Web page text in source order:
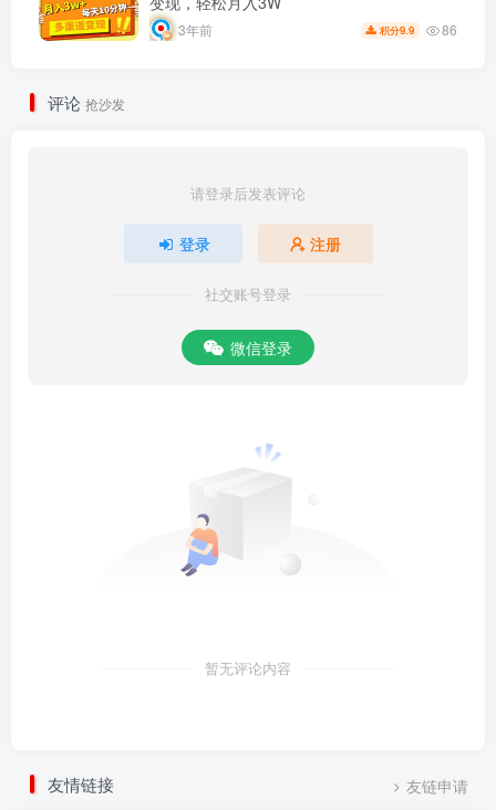
3年前 积分9.9 86
评论 抢沙发
请登录后发表评论
登录 注册
社交账号登录
微信登录
暂无评论内容
友情链接 友链申请